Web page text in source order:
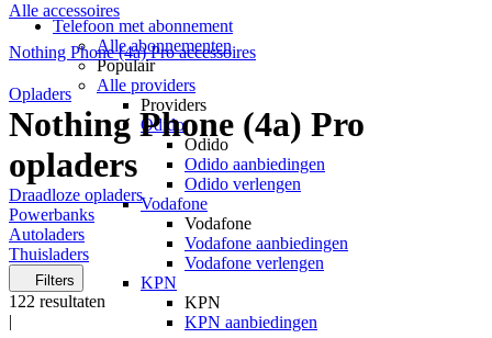
Telefoon met abonnement
Alle abonnementen
Populair
Alle providers
Providers
Odido
Odido
Odido aanbiedingen
Odido verlengen
Vodafone
Vodafone
Vodafone aanbiedingen
Vodafone verlengen
KPN
KPN
KPN aanbiedingen
Alle accessoires
Nothing Phone (4a) Pro accessoires
Opladers
Nothing Phone (4a) Pro
opladers
Draadloze opladers
Powerbanks
Autoladers
Thuisladers
Filters
122 resultaten
|